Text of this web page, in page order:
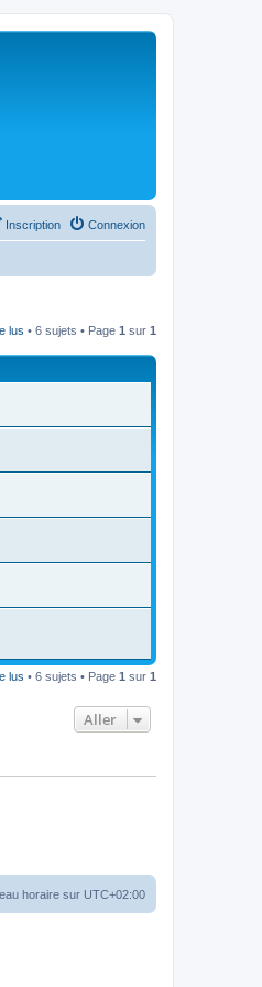
Connexion
Inscription
lus • 6 sujets • Page 1 sur 1
lus • 6 sujets • Page 1 sur 1
Aller
horaire sur UTC+02:00